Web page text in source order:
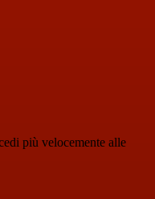
più velocemente alle